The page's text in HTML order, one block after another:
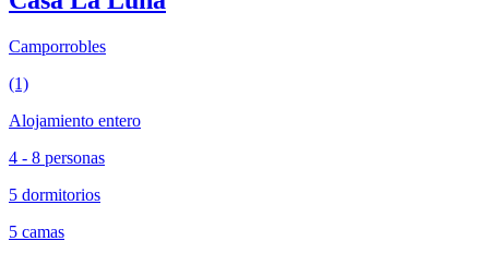
Camporrobles
(1)
Alojamiento entero
4 - 8 personas
5 dormitorios
5 camas